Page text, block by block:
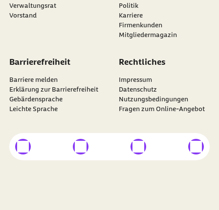
Verwaltungsrat
Vorstand
Politik
Karriere
Firmenkunden
Mitgliedermagazin
Barrierefreiheit
Barriere melden
Erklärung zur Barrierefreiheit
Gebärdensprache
Leichte Sprache
Rechtliches
Impressum
Datenschutz
Nutzungsbedingungen
Fragen zum Online-Angebot
Besuchen Sie dieBARMER auf
externer Link externer Link externer Link